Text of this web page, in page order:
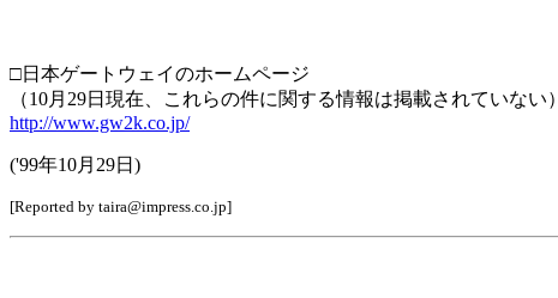
□日本ゲートウェイのホームページ
（10月29日現在、これらの件に関する情報は掲載されていない）
http://www.gw2k.co.jp/
('99年10月29日)
[Reported by taira@impress.co.jp]